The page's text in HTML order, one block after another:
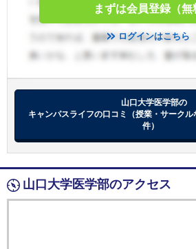
200,000円(年額)
5人
目的
条件
をする学生５名（留学
象）
（他の奨学制度からの
備考 -
まずは会員登録（無
ログインはこちら
山口大学医学部の
キャンパスライフの口コミ（授業・サーク
件）
山口大学医学部のアクセス